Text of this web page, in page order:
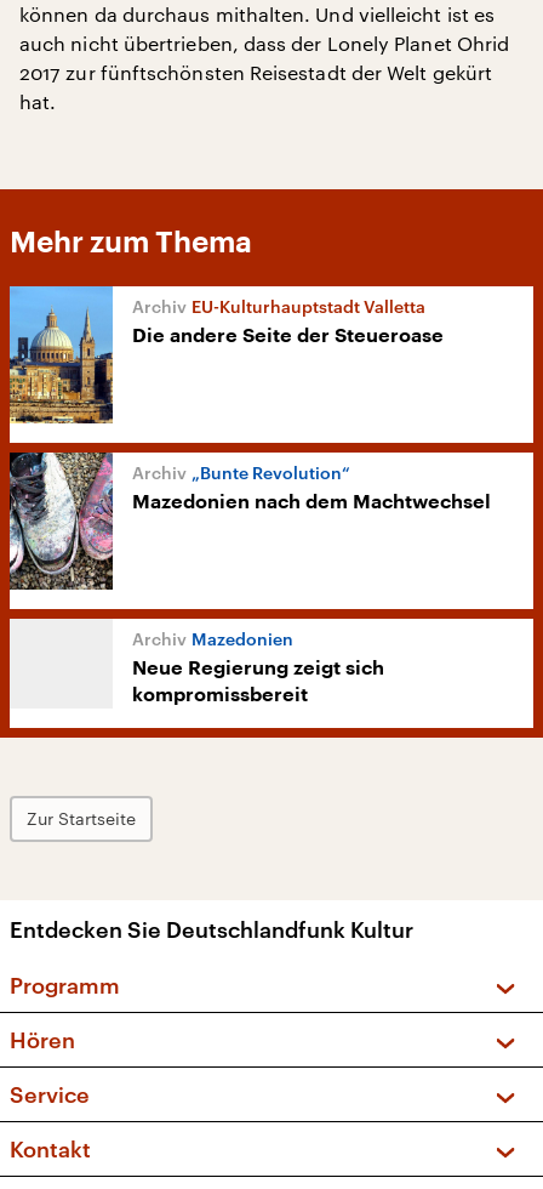
können da durchaus mithalten. Und vielleicht ist es
auch nicht übertrieben, dass der Lonely Planet Ohrid
2017 zur fünftschönsten Reisestadt der Welt gekürt
hat.
Mehr zum Thema
EU-Kulturhauptstadt Valletta
Die andere Seite der Steueroase
„Bunte Revolution“
Mazedonien nach dem Machtwechsel
Mazedonien
Neue Regierung zeigt sich
kompromissbereit
Zur Startseite
Entdecken Sie Deutschlandfunk Kultur
Programm
Sendungen und Podcasts
Musikliste
Kakadu – Das Kinderprogramm
Hören
Frequenzen (UKW + DAB+)
Service
FAQ
Apps
Kontakt